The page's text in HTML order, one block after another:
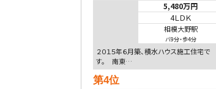
5,480万円
4ＬＤＫ
相模大野駅
バ9分・歩4分
２０１５年６月築、積水ハウス施工住宅で
す。 南東…
第4位